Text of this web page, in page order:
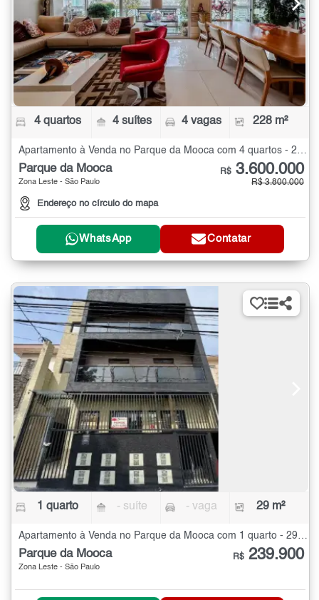
4 quartos 4 suítes 4 vagas 228 m²
Apartamento à Venda no Parque da Mooca com 4 quartos - 228 m²
Parque da Mooca
Zona Leste - São Paulo
Endereço no círculo do mapa
R$ 3.600.000
R$ 3.800.000
WhatsApp Contatar
1 quarto - suíte - vaga 29 m²
Parque da Mooca
Zona Leste - São Paulo
R$ 239.900